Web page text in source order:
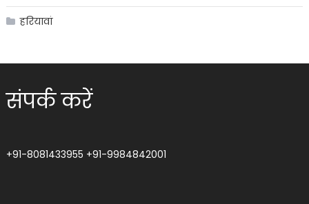
हरियावां
संपर्क करें
+91-8081433955 +91-9984842001